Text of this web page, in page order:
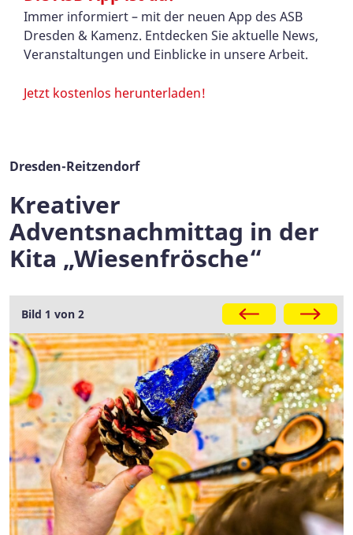
Immer informiert – mit der neuen App des ASB
Dresden & Kamenz. Entdecken Sie aktuelle News,
Veranstaltungen und Einblicke in unsere Arbeit.
Jetzt kostenlos herunterladen!
Dresden-Reitzendorf
Kreativer
Adventsnachmittag in der
Kita „Wiesenfrösche“
Galerie
Bild 1 von 2